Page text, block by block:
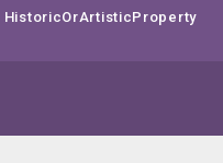
HistoricOrArtisticProperty